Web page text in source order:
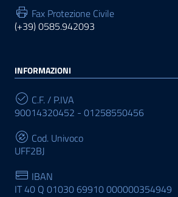
Fax Protezione Civile
(+39) 0585.942093
INFORMAZIONI
C.F. / P.IVA
90014320452 - 01258550456
Cod. Univoco
UFF2BJ
IBAN
IT 40 Q 01030 69910 000000354949